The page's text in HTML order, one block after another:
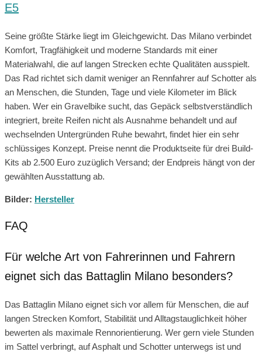
E5
Seine größte Stärke liegt im Gleichgewicht. Das Milano verbindet
Komfort, Tragfähigkeit und moderne Standards mit einer
Materialwahl, die auf langen Strecken echte Qualitäten ausspielt.
Das Rad richtet sich damit weniger an Rennfahrer auf Schotter als
an Menschen, die Stunden, Tage und viele Kilometer im Blick
haben. Wer ein Gravelbike sucht, das Gepäck selbstverständlich
integriert, breite Reifen nicht als Ausnahme behandelt und auf
wechselnden Untergründen Ruhe bewahrt, findet hier ein sehr
schlüssiges Konzept. Preise nennt die Produktseite für drei Build-
Kits ab 2.500 Euro zuzüglich Versand; der Endpreis hängt von der
gewählten Ausstattung ab.
Bilder: Hersteller
FAQ
Für welche Art von Fahrerinnen und Fahrern
eignet sich das Battaglin Milano besonders?
Das Battaglin Milano eignet sich vor allem für Menschen, die auf
langen Strecken Komfort, Stabilität und Alltagstauglichkeit höher
bewerten als maximale Rennorientierung. Wer gern viele Stunden
im Sattel verbringt, auf Asphalt und Schotter unterwegs ist und